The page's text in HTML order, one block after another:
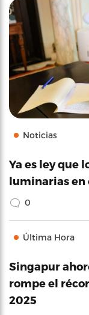
Noticias
Ya es ley que
luminarias en
0
Última Hora
Singapur
rompe el
2025